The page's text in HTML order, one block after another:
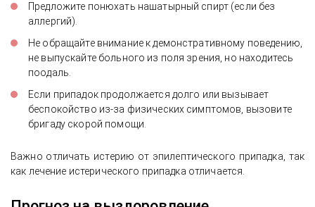
Предложите понюхать нашатырный спирт (если без
аллергий).
Не обращайте внимание к демонстративному поведению,
не выпускайте больного из поля зрения, но находитесь
поодаль.
Если припадок продолжается долго или вызывает
беспокойство из-за физических симптомов, вызовите
бригаду скорой помощи.
Важно отличать истерию от эпилептического припадка, так
как лечение истерического припадка отличается.